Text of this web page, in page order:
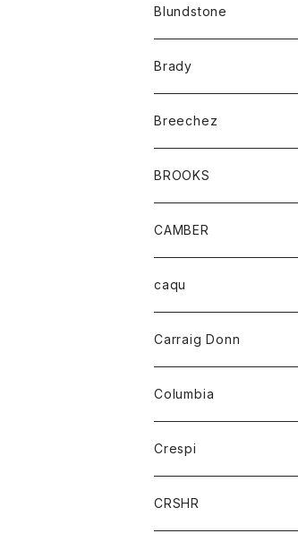
カーディガン
コート
アクセサリー
バッグ
ベルト
キッズ
Tシャツ
グッズ
アンダーウェアー
カードホルダー
チーフ
バンダナ
トップス
カーディガン
トレーナー
ボトム
オーバーオール
ショートパンツ
レディース
オーバーオール
カーディガン
サングラス
Blundstone
Brady
Breechez
シャツ
BROOKS
グッズ
靴
CAMBER
トップス
ハーフスリーブTシャツ
caqu
Carraig Donn
ニット
Columbia
アウター
ジャケット
Crespi
ジャケット
CRSHR